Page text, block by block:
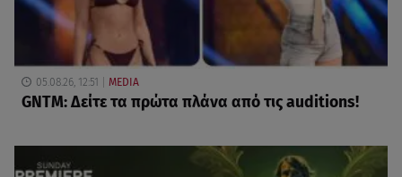
05.08.26, 12:51 MEDIA
GNTM: Δείτε τα πρώτα πλάνα από τις auditions!